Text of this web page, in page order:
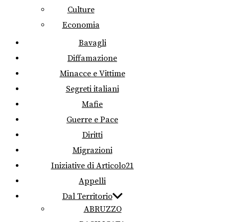
Culture
Economia
Bavagli
Diffamazione
Minacce e Vittime
Segreti italiani
Mafie
Guerre e Pace
Diritti
Migrazioni
Iniziative di Articolo21
Appelli
Dal Territorio
ABRUZZO